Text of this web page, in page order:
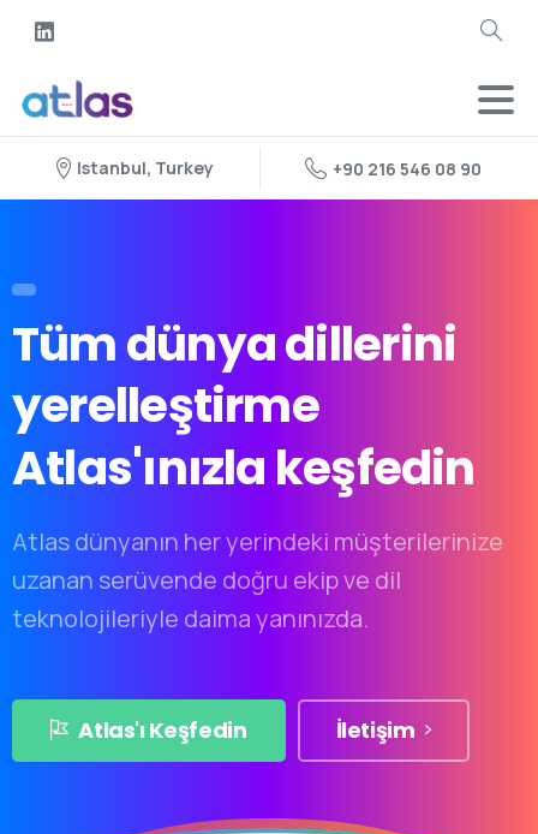
Istanbul, Turkey +90 216 546 08 90
Tümdünyadillerini
yerelleştirme
Atlas'ınızla keşfedin
Atlas dünyanın her yerindeki müşterilerinize
uzanan serüvende doğru ekip ve dil
teknolojileriyle daima yanınızda.
Atlas'ı Keşfedin İletişim